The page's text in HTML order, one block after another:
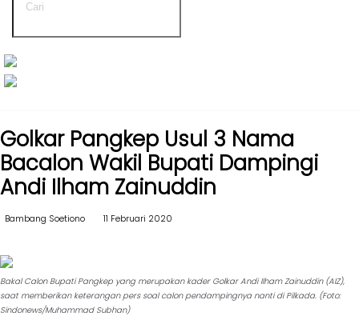
Parlemen
Kabar
Karya
Kekaryaan
Sayap
Golkar
Kagol
TV
Kabar
Opini
Kabar
Kader
Daerah
-
UMUM
DPD
I
-
DPD
-
DPR
-
Golkar Pangkep Usul 3 Nama
Bacalon Wakil Bupati Dampingi
Andi Ilham Zainuddin
Bambang Soetiono 11 Februari 2020
Bakal Calon Bupati Pangkep yang merupakan kader Golkar Andi Ilham Zainuddin (AIZ),
saat memberikan keterangan pers soal calon pendampingnya nanti di Pilkada. (Foto:
Sindonews/Muhammad Subhan)